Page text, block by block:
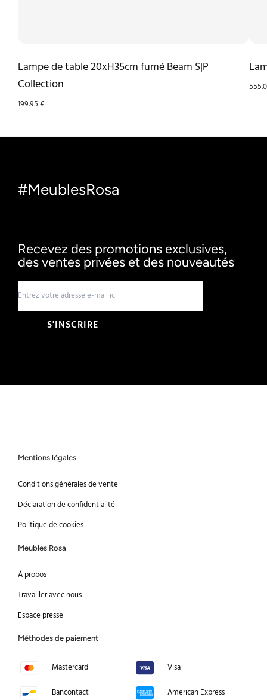
Lampe de table 20xH35cm fumé Beam S|P
Collection
199.95€
#MeublesRosa
Recevez des promotions exclusives,
des ventes privées et des nouveautés
S'INSCRIRE
Mentions légales
Conditions générales de vente
Déclaration de confidentialité
Politique de cookies
Meubles Rosa
À propos
Travailler avec nous
Espace presse
Méthodes de paiement
Mastercard
Bancontact
Visa
American Express